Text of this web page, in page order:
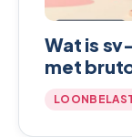
Wat is
met